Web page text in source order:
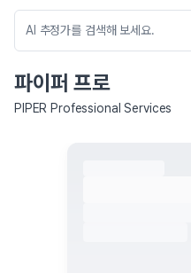
파이퍼 프로
PIPER Professional Services